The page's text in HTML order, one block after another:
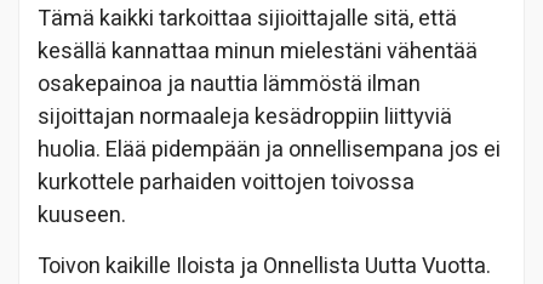
Tämä kaikki tarkoittaa sijioittajalle sitä, että
kesällä kannattaa minun mielestäni vähentää
osakepainoa ja nauttia lämmöstä ilman
sijoittajan normaaleja kesädroppiin liittyviä
huolia. Elää pidempään ja onnellisempana jos ei
kurkottele parhaiden voittojen toivossa
kuuseen.
Toivon kaikille Iloista ja Onnellista Uutta Vuotta.